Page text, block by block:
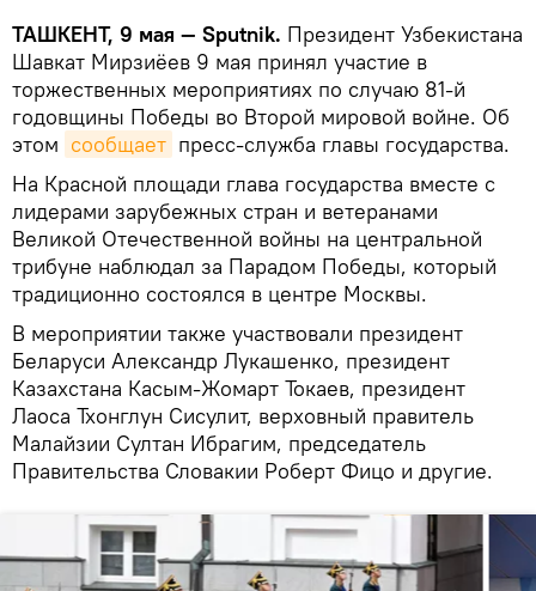
ТАШКЕНТ, 9 мая — Sputnik. Президент Узбекистана
Шавкат Мирзиёев 9 мая принял участие в
торжественных мероприятиях по случаю 81-й
годовщины Победы во Второй мировой войне. Об
этом сообщает пресс-служба главы государства.
На Красной площади глава государства вместе с
лидерами зарубежных стран и ветеранами
Великой Отечественной войны на центральной
трибуне наблюдал за Парадом Победы, который
традиционно состоялся в центре Москвы.
В мероприятии также участвовали президент
Беларуси Александр Лукашенко, президент
Казахстана Касым-Жомарт Токаев, президент
Лаоса Тхонглун Сисулит, верховный правитель
Малайзии Султан Ибрагим, председатель
Правительства Словакии Роберт Фицо и другие.